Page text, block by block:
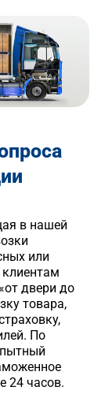
в нашей
или
двери до
товара,
По
24 часов.